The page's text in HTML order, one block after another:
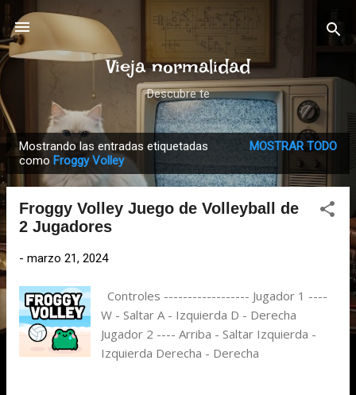
Ir al contenido principal
Vieja normalidad
Descubre te
E
n
Mostrando las entradas etiquetadas
como Froggy Volley
MOSTRAR TODO
Froggy Volley Juego de Volleyball de
2 Jugadores
- marzo 21, 2024
Controles ------------------ Jugador 1 ----
W - Saltar A - Izquierda D - Derecha
Jugador 2 ---- Arriba - Saltar Izquierda -
Izquierda Derecha - Derecha